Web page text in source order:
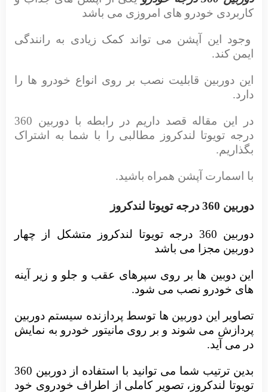
کاربردی خودرو های امروزی می باشد
وجود این آپشن می تواند کمک زیادی به رانندگی
ایمن کند.
این دوربین قابلیت نصب بر روی انواع خودرو ها را
دارد.
در این مقاله قصد داریم در رابطه با دوربین 360
درجه تویوتا لندکروز مطالبی را با شما به اشتراک
بگذاریم.
با اسمارت آپشن همراه باشید.
دوربین 360 درجه تویوتا لندکروز
دوربین 360 درجه تویوتا لندکروز متشکل از چهار
دوربین مجزا می باشد
این دوبین ها بر روی سپرهای عقب و جلو و زیر آینه
های خودرو نصب می شود.
تصاویر این دوربین ها توسط پردازنده سیستم دوربین
پردازش می شوند و بر روی مانیتور خودرو به نمایش
در می آید.
بدین ترتیب شما می توانید با استفاده از دوربین 360
تویوتا لندکروز، تصویر کاملی از اطراف خودروی خود